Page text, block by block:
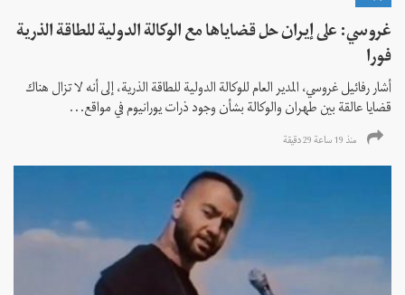
غروسي: على إيران حل قضاياها مع الوكالة الدولية للطاقة الذرية
فورا
أشار رفائيل غروسي، المدير العام للوكالة الدولية للطاقة الذرية، إلى أنه لا تزال هناك
قضايا عالقة بين طهران والوكالة بشأن وجود ذرات يورانيوم في مواقع...
منذ 19 ساعة 29 دقیقة